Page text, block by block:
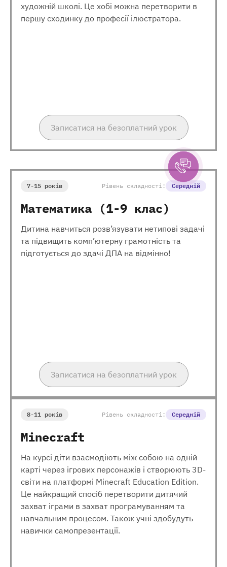
художній школі. Це хобі можна перетворити в
першу сходинку до професії ілюстратора.
Записатися на безоплатний урок
7-15 років Рівень складності: Середній
Математика (1-9 клас)
Дитина навчиться розв’язувати нетипові задачі
та підвищить комп’ютерну грамотність та
підготується до здачі ДПА на відмінно!
Записатися на безоплатний урок
8-11 років Рівень складності: Середній
Minecraft
На курсі діти взаємодіють між собою на одній
карті через ігрових персонажів і створюють 3D-
світи на платформі Minecraft Education Edition.
Це найкращий спосіб перетворити дитячий
захват іграми в захват програмуванням та
навчальним процесом. Також учні здобудуть
навички самопрезентації.